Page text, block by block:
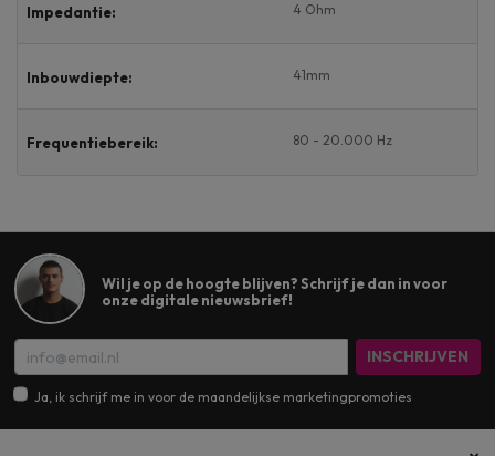
Impedantie: 4 Ohm
Inbouwdiepte: 41mm
Frequentiebereik: 80 - 20.000 Hz
Wil je op de hoogte blijven? Schrijf je dan in voor
onze digitale nieuwsbrief!
INSCHRIJVEN
Ja, ik schrijf me in voor de maandelijkse marketingpromoties